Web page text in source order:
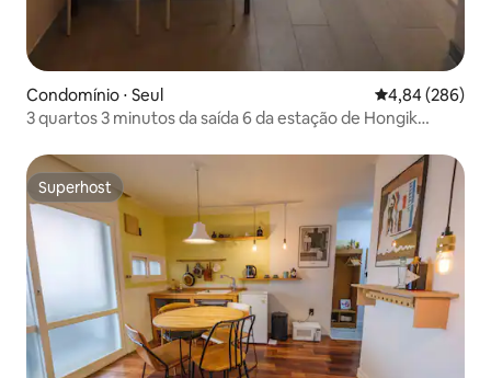
Condomínio ⋅ Seul 4,84 de uma
4,84 (286)
3 quartos 3 minutos da saída 6 da estação de Hongik
Superhost
Superhost